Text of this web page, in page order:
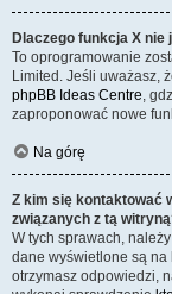
Dlaczego funkcja X nie
To oprogramowanie
Limited. Jeśli uważasz,
phpBB Ideas Centre,
zaproponować nowe
Na górę
Z kim się kontaktować
związanych z tą
W tych sprawach,
dane wyświetlone są na
otrzymasz odpowiedzi,